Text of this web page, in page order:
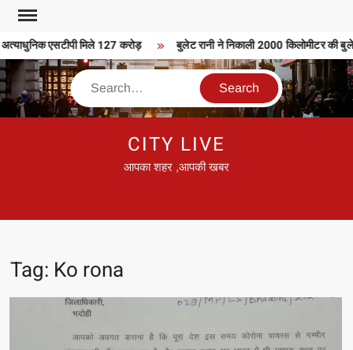
Skip
content
एसटीपी मिले 127 करोड़ बुलेट रानी ने निकाली 2000 किलोमीटर की
Search
CITY LIVE
आपका शहर ,आपकी खबर
Tag: Ko rona